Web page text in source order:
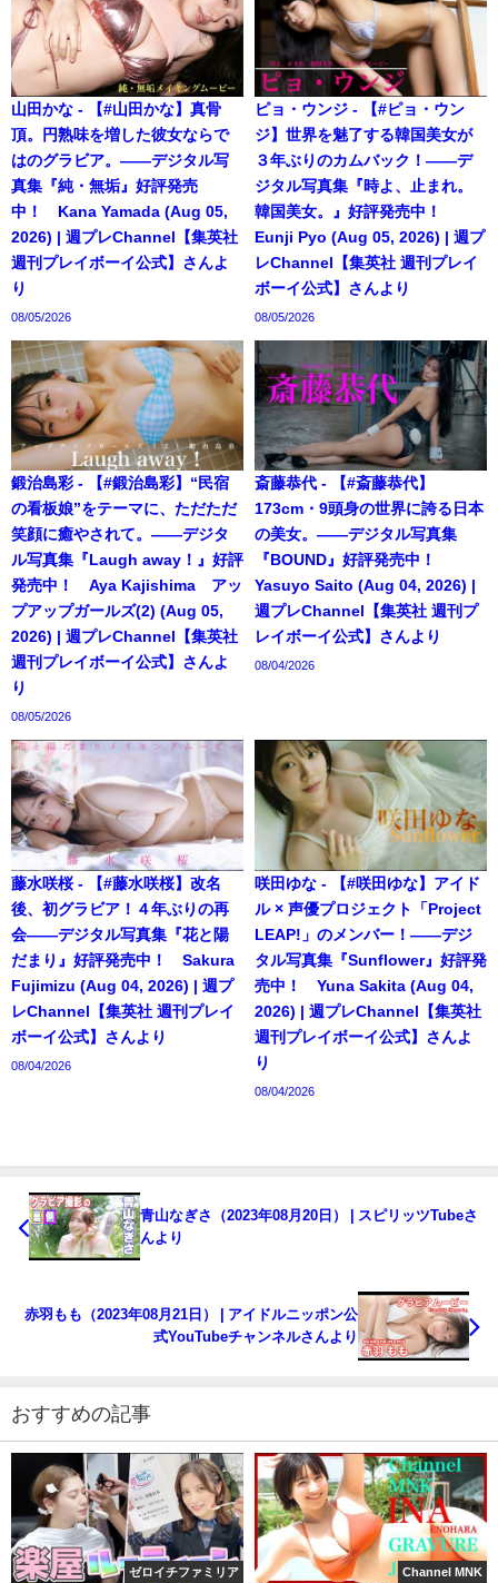
山田かな - 【#山田かな】真骨
頂。円熟味を増した彼女ならで
はのグラビア。――デジタル写
真集『純・無垢』好評発売
中！ Kana Yamada (Aug 05,
2026) | 週プレChannel【集英社
週刊プレイボーイ公式】さんよ
り
08/05/2026
ピョ・ウンジ - 【#ピョ・ウン
ジ】世界を魅了する韓国美女が
３年ぶりのカムバック！――デ
ジタル写真集『時よ、止まれ。
韓国美女。』好評発売中！
Eunji Pyo (Aug 05, 2026) | 週プ
レChannel【集英社 週刊プレイ
ボーイ公式】さんより
08/05/2026
鍛治島彩 - 【#鍛治島彩】“民宿
の看板娘”をテーマに、ただただ
笑顔に癒やされて。――デジタ
ル写真集『Laugh away！』好評
発売中！ Aya Kajishima アッ
プアップガールズ(2) (Aug 05,
2026) | 週プレChannel【集英社
週刊プレイボーイ公式】さんよ
り
08/05/2026
斎藤恭代 - 【#斎藤恭代】
173cm・9頭身の世界に誇る日本
の美女。――デジタル写真集
『BOUND』好評発売中！
Yasuyo Saito (Aug 04, 2026) |
週プレChannel【集英社 週刊プ
レイボーイ公式】さんより
08/04/2026
藤水咲桜 - 【#藤水咲桜】改名
後、初グラビア！４年ぶりの再
会――デジタル写真集『花と陽
だまり』好評発売中！ Sakura
Fujimizu (Aug 04, 2026) | 週プ
レChannel【集英社 週刊プレイ
ボーイ公式】さんより
08/04/2026
咲田ゆな - 【#咲田ゆな】アイド
ル × 声優プロジェクト「Project
LEAP!」のメンバー！――デジ
タル写真集『Sunflower』好評発
売中！ Yuna Sakita (Aug 04,
2026) | 週プレChannel【集英社
週刊プレイボーイ公式】さんよ
り
08/04/2026
青山なぎさ（2023年08月20日） | スピリッツTubeさ
んより
赤羽もも（2023年08月21日） | アイドルニッポン公
式YouTubeチャンネルさんより
おすすめの記事
ゼロイチファミリア Channel MNK